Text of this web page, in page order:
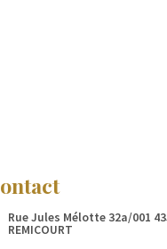
Rue Jules Mélotte 32a/001
REMICOURT